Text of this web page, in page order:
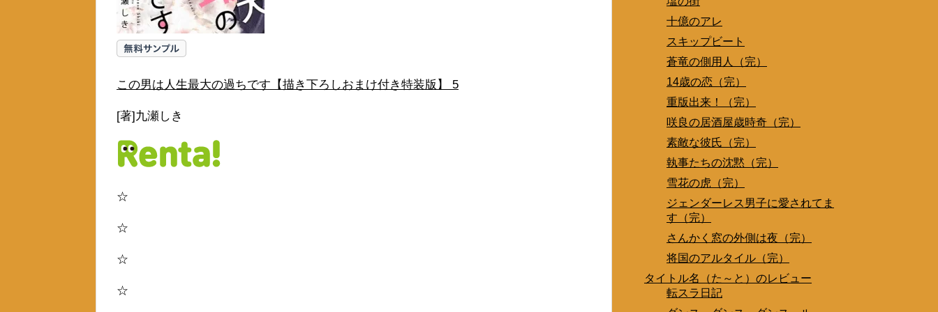
この男は人生最大の過ちです【描き下ろしおまけ付き特装版】 5
[著]九瀬しき
☆
☆
☆
☆
十億のアレ
スキップビート
蒼竜の側用人（完）
14歳の恋（完）
重版出来！（完）
咲良の居酒屋歳時奇（完）
素敵な彼氏（完）
執事たちの沈黙（完）
雪花の虎（完）
ジェンダーレス男子に愛されてま
す（完）
さんかく窓の外側は夜（完）
将国のアルタイル（完）
タイトル名（た～と）のレビュー
転スラ日記